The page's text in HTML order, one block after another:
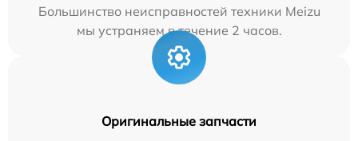
Большинство неисправностей техники Meizu
мы устраняем в течение 2 часов.
Оригинальные запчасти